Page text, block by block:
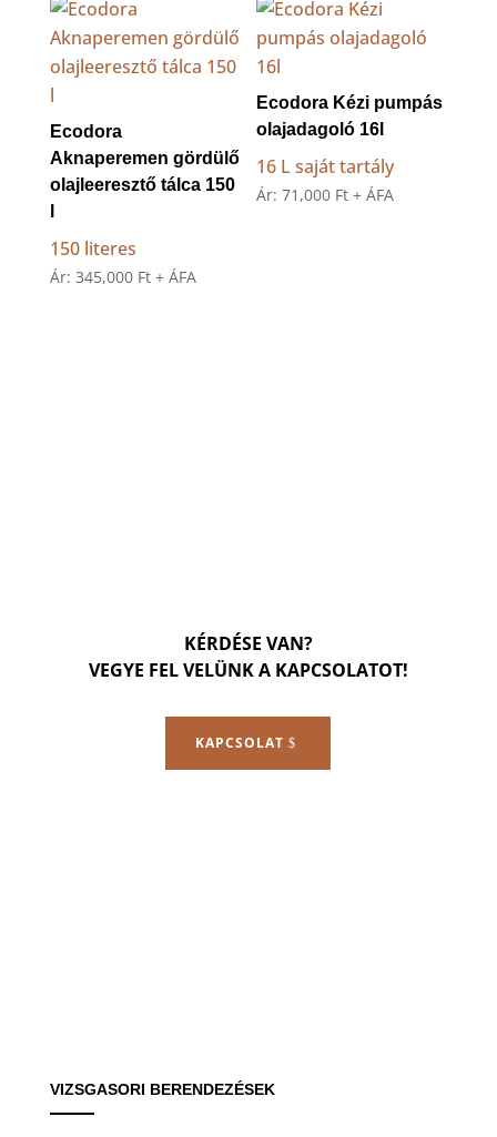
Ecodora
Aknaperemen gördülő
olajleeresztő tálca 150
150 literes
Ár: 345,000 Ft + ÁFA
Ecodora Kézi pumpás
olajadagoló 16l
16 L saját tartály
Ár:71,000 Ft + ÁFA
KÉRDÉSE VAN?
VEGYE FEL VELÜNK A KAPCSOLATOT!
KAPCSOLAT
VIZSGASORI BERENDEZÉSEK